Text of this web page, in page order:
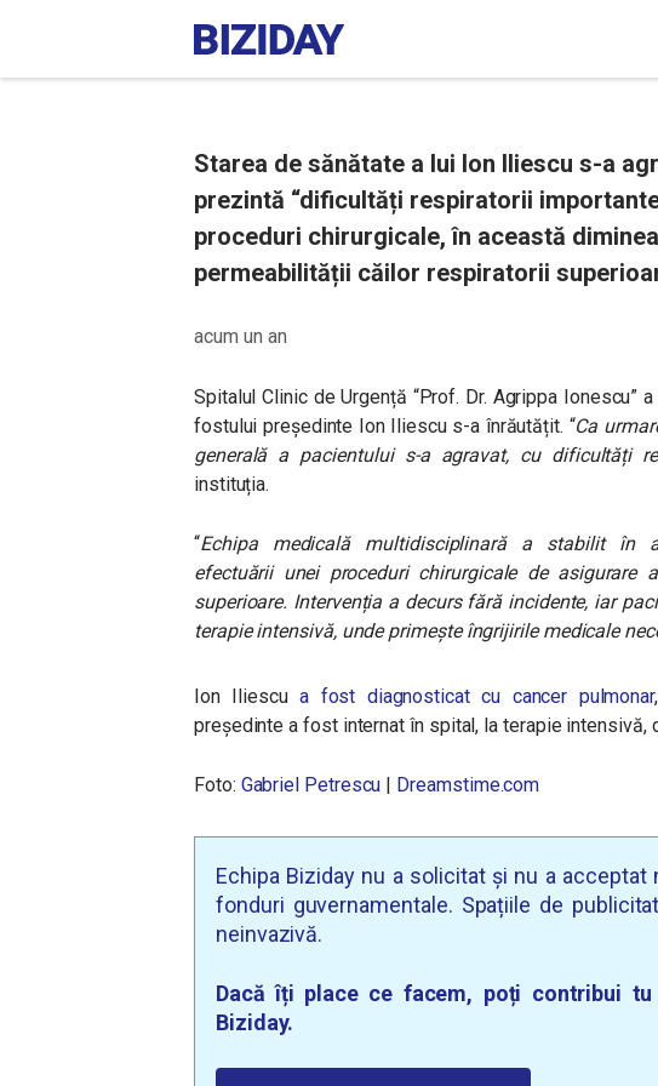
Starea de sănătate a lui Ion Iliescu s-a
prezintă “dificultăți respiratorii
proceduri chirurgicale, în această
permeabilității căilor respiratorii
acum un an
Spitalul Clinic de Urgență “Prof. Dr. Agrippa Ionescu”
fostului președinte Ion Iliescu s-a înrăutățit. “Ca
generală a pacientului s-a agravat, cu dificultăți
instituția.
“Echipa medicală multidisciplinară a stabilit în
efectuării unei proceduri chirurgicale de asigurare
superioare. Intervenția a decurs fără incidente, iar
terapie intensivă, unde primește îngrijirile medicale
Ion Iliescua fost diagnosticat cu cancer pulmonar
președinte a fost internat în spital, la terapie intensivă,
Foto: Gabriel Petrescu | Dreamstime.com
Echipa Biziday nu a solicitat și nu a
fonduri guvernamentale. Spațiile de
neinvazivă.
Dacă îți place ce facem, poți contribui tu
Biziday.